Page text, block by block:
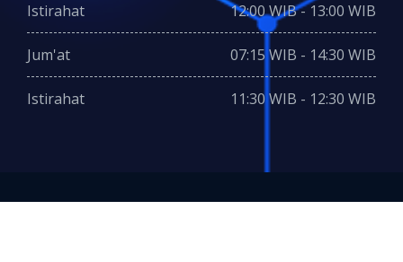
Istirahat 12:00 WIB - 13:00 WIB
Jum'at 07:15 WIB - 14:30 WIB
Istirahat 11:30 WIB - 12:30 WIB